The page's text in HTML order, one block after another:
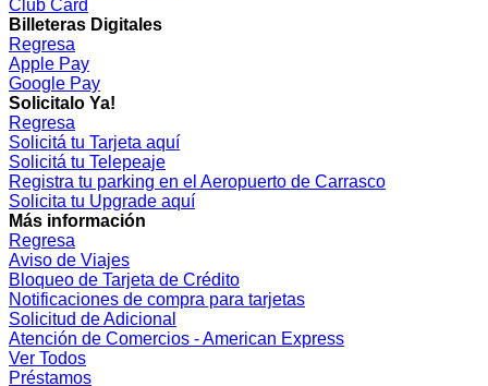
Club Card
Billeteras Digitales
Regresa
Apple Pay
Google Pay
Solicitalo Ya!
Regresa
Solicitá tu Tarjeta aquí
Solicitá tu Telepeaje
Registra tu parking en el Aeropuerto de Carrasco
Solicita tu Upgrade aquí
Más información
Regresa
Aviso de Viajes
Bloqueo de Tarjeta de Crédito
Notificaciones de compra para tarjetas
Solicitud de Adicional
Atención de Comercios - American Express
Ver Todos
Préstamos